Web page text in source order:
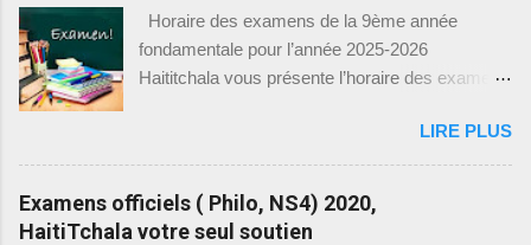
https://drive.google.com/drive/(9eme Année) ].
Ce lien vous dirigera vers une page où vous
trouverez une l...
Tirésias Simon Sam pour sept ans. L’affaire
Luders : la police pourchassait un dénommé
Présumé pour vol. celui-ci se refugia chez
de police afin de défendre son ami. Luders fut
condamné à un mois puis un an de prison. Suite
à la demande du chargé d’affaires allemand en
Haïti, Luders fut libéré et extradé vers
Horaire des examens de la 9ème année
fondamentale pour l’année 2025-2026
Haititchala vous présente l’horaire des examens
2025-2026. Entre-temps, vous pouvez visiter
nos articles précédents ayant rapport avec les
tchala, le bac blanc et les modèles des
examens pour la 9 ème année. Date Heure
LIRE PLUS
Examens officiels ( Philo, NS4) 2020,
HaitiTchala votre seul soutien